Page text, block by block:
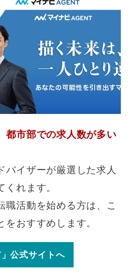
都市部での求人数が多い
バイザーが厳選した求人
れます。
職活動を始める方は、こ
おすすめします。
」公式サイトへ